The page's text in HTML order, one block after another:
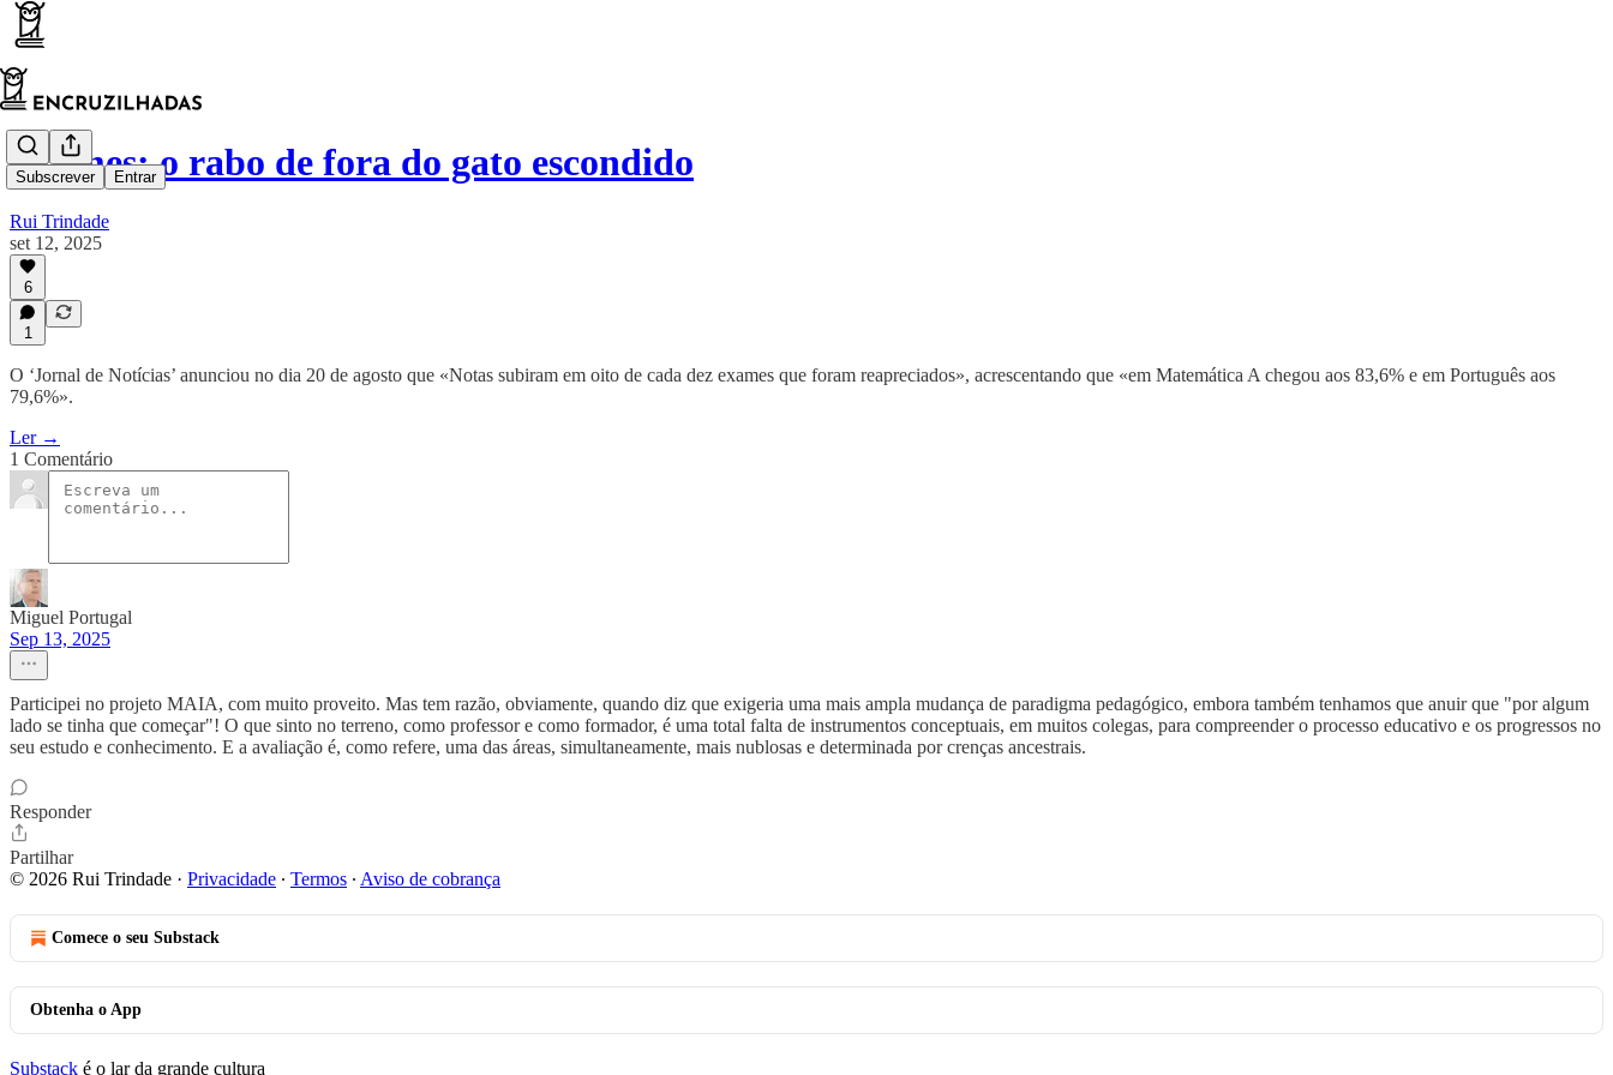
Subscrever Entrar
Exames: o rabo de fora do gato escondido
Rui Trindade
set 12, 2025
6
1
O ‘Jornal de Notícias’ anunciou no dia 20 de agosto que «Notas subiram em oito de cada dez exames que foram reapreciados», acrescentando que «em Matemática A chegou aos 83,6% e em Português aos
79,6%».
Ler →
1 Comentário
Miguel Portugal
Sep 13, 2025
Participei no projeto MAIA, com muito proveito. Mas tem razão, obviamente, quando diz que exigeria uma mais ampla mudança de paradigma pedagógico, embora também tenhamos que anuir que "por algum
lado se tinha que começar"! O que sinto no terreno, como professor e como formador, é uma total falta de instrumentos conceptuais, em muitos colegas, para compreender o processo educativo e os progressos no
seu estudo e conhecimento. E a avaliação é, como refere, uma das áreas, simultaneamente, mais nublosas e determinada por crenças ancestrais.
Responder
Partilhar
© 2026 Rui Trindade · Privacidade ∙ Termos ∙ Aviso de cobrança
Comece o seu Substack
Obtenha o App
Substack é o lar da grande cultura